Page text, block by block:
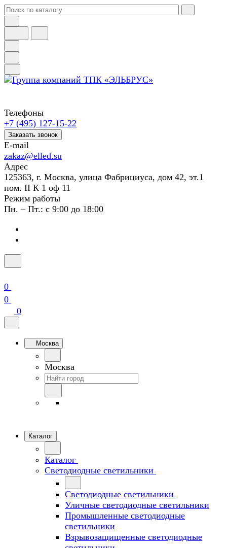
Телефоны
+7 (495) 127-15-22
Заказать звонок
E-mail
zakaz@elled.su
Адрес
125363, г. Москва, улица Фабрициуса, дом 42, эт.1
пом. II К 1 оф 11
Режим работы
Пн. – Пт.: с 9:00 до 18:00
0
0
0
Москва
Москва
Каталог
Каталог
Светодиодные светильники
Светодиодные светильники
Уличные светодиодные светильники
Промышленные светодиодные
светильники
Взрывозащищенные светодиодные